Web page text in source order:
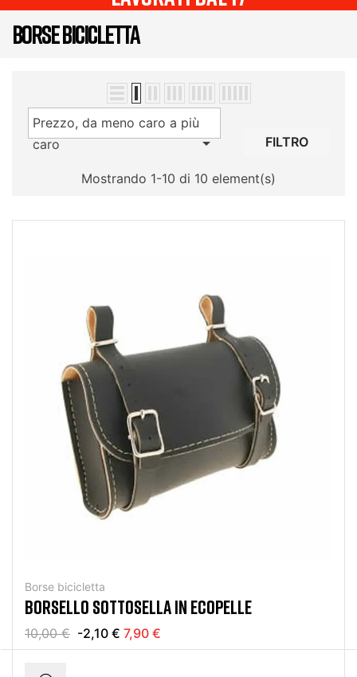
BORSE BICICLETTA
Prezzo, da meno caro a più
caro
 FILTRO
Mostrando 1-10 di 10 element(s)
Borse bicicletta
BORSELLO SOTTOSELLA IN ECOPELLE
10,00 € -2,10 € 7,90 €